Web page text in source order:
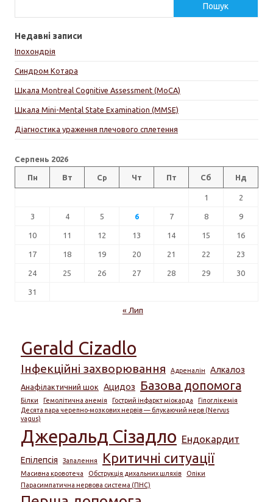
Пошук
Недавні записи
Іпохондрія
Синдром Котара
Шкала Montreal Cognitive Assessment (MoCA)
Шкала Mini-Mental State Examination (MMSE)
Діагностика ураження плечового сплетення
Серпень 2026
Пн Вт Ср Чт Пт Сб Нд
1 2
3 4 5 6 7 8 9
10 11 12 13 14 15 16
17 18 19 20 21 22 23
24 25 26 27 28 29 30
31
« Лип
Gerald Cizadlo
Інфекційні захворювання Адреналін Алкалоз
Анафілактичний шок Ацидоз Базова допомога
Білки Гемолітична анемія Гострий інфаркт міокарда
Гіпоглікемія
Десята пара черепно-мозкових нервів — блукаючий нерв (Nervus
vagus)
Джеральд Сізадло Ендокардит
Епілепсія Запалення Критичні ситуації
Масивна кровотеча Обструкція дихальних шляхів
Опіки
Парасимпатична нервова система (ПНС)